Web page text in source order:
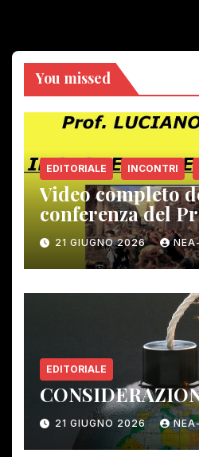
You missed
EDITORIALE INCONTRI
Video completo
conferenza del
12 giugno scorso
21 GIUGNO 2026
EDITORIALE
21 GIUGNO 2026